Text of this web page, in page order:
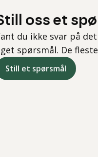
oss et
du ikke svar på
spørsmål. De
Still et spørsmål